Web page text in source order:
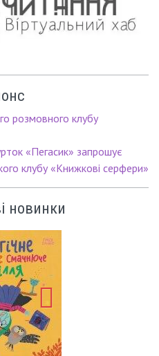
розмовного клубу
«Пегасик» запрошує
клубу «Книжкові серфери»
новинки